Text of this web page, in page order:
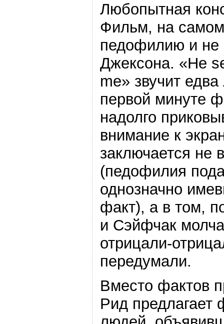
Любопытная
Фильм, на
педофилию и не
Джексона. «He
me» звучит
первой минуте
надолго
внимание к
заключается не
(педофилия
однозначно
факт), а в том,
и Сэйфчак
отрицали-
передумали.
Вместо фактов
Рид предлагает